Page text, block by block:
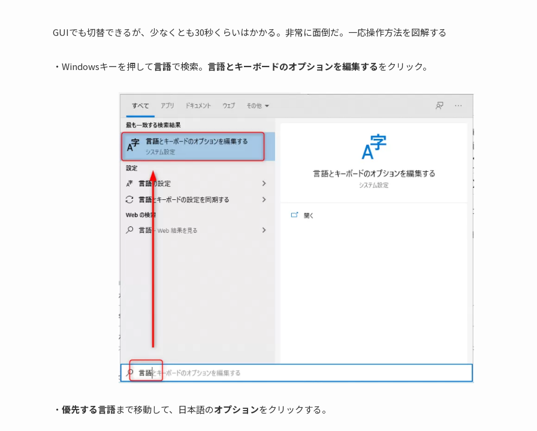
GUIでも切替できるが、少なくとも30秒くらいはかかる。非常に面倒だ。一応操作方法を図解する
・Windowsキーを押して言語で検索。 言語とキーボードのオプションを編集するをクリック。
・ 優先する言語まで移動して、日本語のオプションをクリックする。